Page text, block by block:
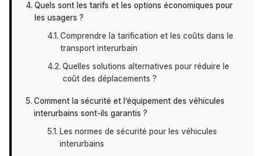
Quels sont les tarifs et les options économiques pour
les usagers ?
Comprendre la tarification et les coûts dans le
transport interurbain
Quelles solutions alternatives pour réduire le
coût des déplacements ?
Comment la sécurité et l’équipement des véhicules
interurbains sont-ils garantis ?
Les normes de sécurité pour les véhicules
interurbains